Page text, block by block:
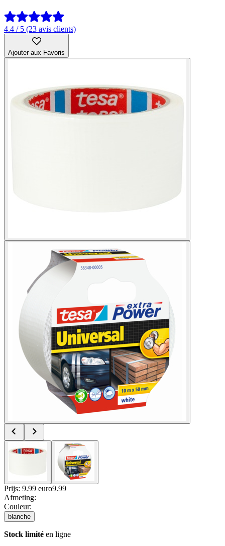
4.4 / 5 (23 avis clients)
Ajouter aux Favoris
Prijs: 9.99 euro9.99
Afmeting:
Couleur:
blanche
Stock limité en ligne